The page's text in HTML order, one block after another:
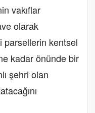
vakıflar
olarak
parsellerin kentsel
kadar önünde bir
şehri olan